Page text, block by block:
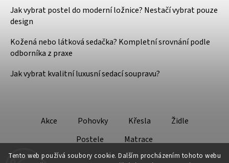
Tento web používá soubory cookie. Dalším procházením tohoto webu
Jak vybrat postel do moderní ložnice? Nestačí vybrat pouze
design
Kožená nebo látková sedačka? Kompletní srovnání podle
odborníka z praxe
Jak vybrat kvalitní luxusní sedací soupravu?
Akce Pohovky Křesla
Židle
Postele
Matrace